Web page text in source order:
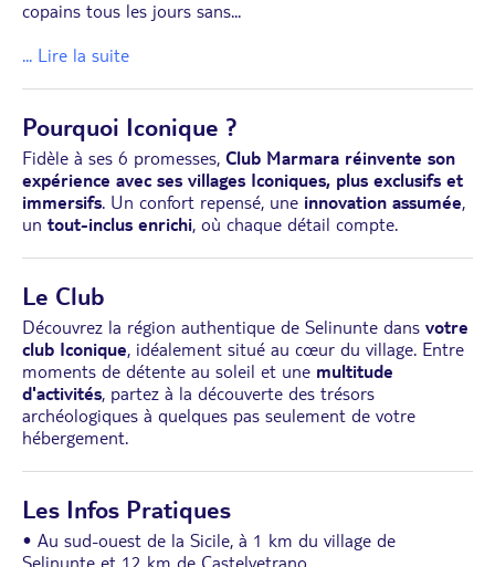
copains tous les jours sans...
... Lire la suite
Pourquoi Iconique ?
Fidèle à ses 6 promesses, Club Marmara réinvente son
expérience avec ses villages Iconiques, plus exclusifs et
immersifs. Un confort repensé, une innovation assumée,
un tout-inclus enrichi, où chaque détail compte.
Le Club
Découvrez la région authentique de Selinunte dans votre
club Iconique, idéalement situé au cœur du village. Entre
moments de détente au soleil et une multitude
d'activités, partez à la découverte des trésors
archéologiques à quelques pas seulement de votre
hébergement.
Les Infos Pratiques
• Au sud-ouest de la Sicile, à 1 km du village de
Selinunte et 12 km de Castelvetrano.